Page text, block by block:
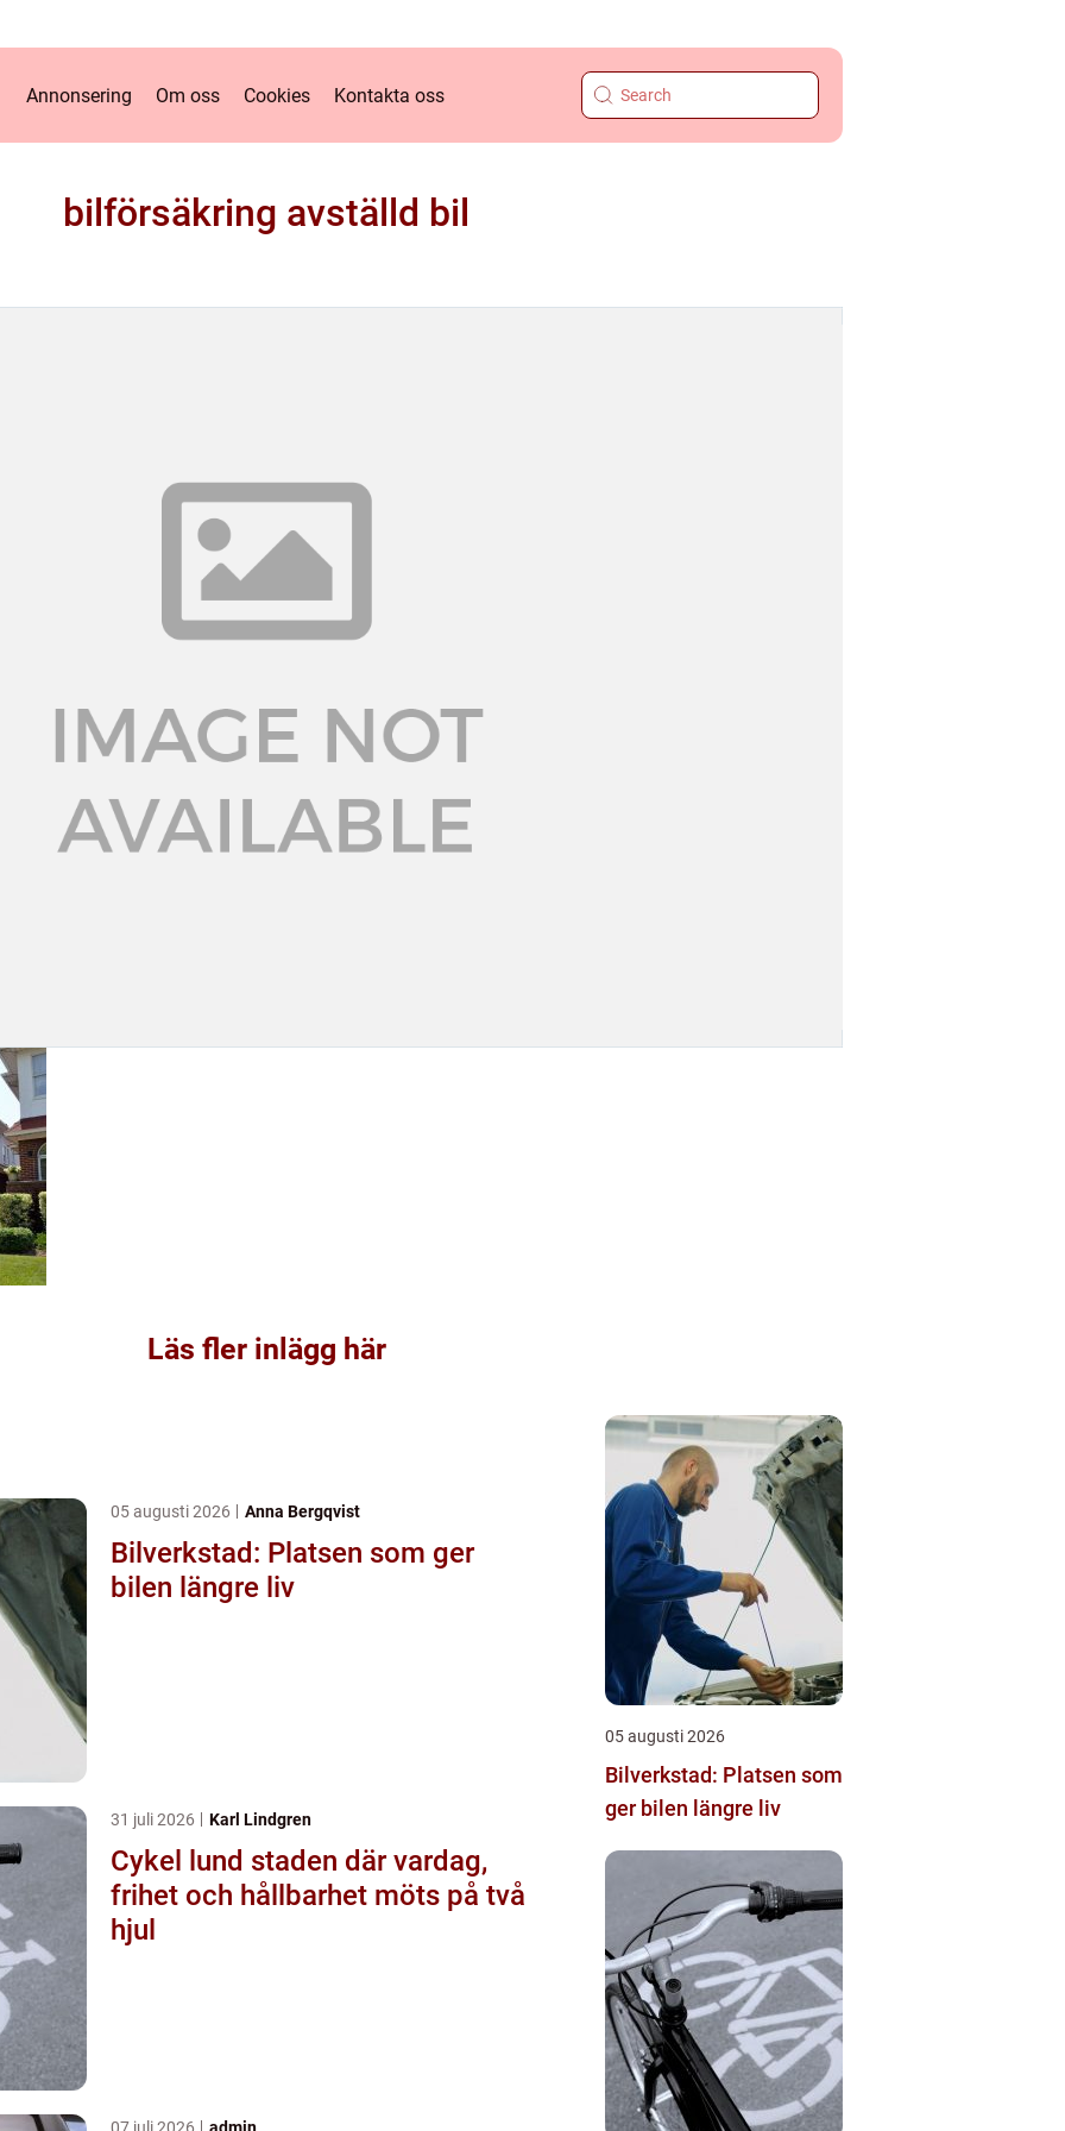
Annonsering Om oss Cookies Kontakta oss
bilförsäkring avställd bil
Läs fler inlägg här
05 augusti 2026 Anna Bergqvist
Bilverkstad: Platsen som ger
bilen längre liv
31 juli 2026 Karl Lindgren
Cykel lund staden där vardag,
frihet och hållbarhet möts på två
hjul
05 augusti 2026
Bilverkstad: Platsen som
ger bilen längre liv